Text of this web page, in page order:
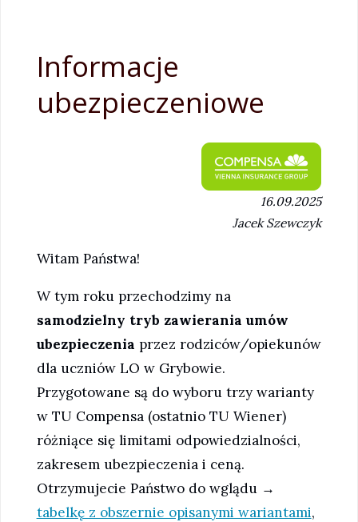
Informacje
ubezpieczeniowe
16.09.2025
Jacek Szewczyk
Witam Państwa!
W tym roku przechodzimy na
samodzielny tryb zawierania umów
ubezpieczenia przez rodziców/opiekunów
dla uczniów LO w Grybowie.
Przygotowane są do wyboru trzy warianty
w TU Compensa (ostatnio TU Wiener)
różniące się limitami odpowiedzialności,
zakresem ubezpieczenia i ceną.
Otrzymujecie Państwo do wglądu →
tabelkę z obszernie opisanymi wariantami,